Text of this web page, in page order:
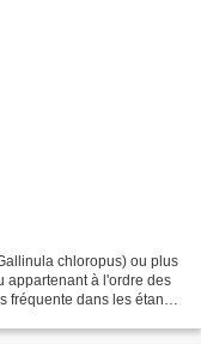
chloropus) ou plus
appartenant à l'ordre des
fréquente dans les étangs